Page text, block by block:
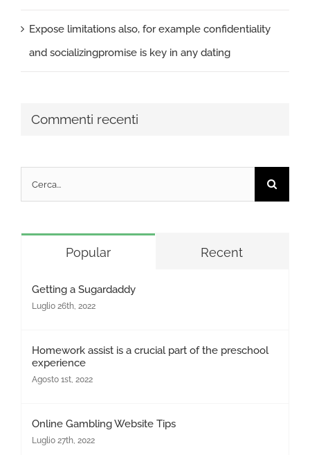
Expose limitations also, for example confidentiality
and socializingpromise is key in any dating
Commenti recenti
per:
Popular Recent
Getting a Sugardaddy
Luglio 26th, 2022
Homework assist is a crucial part of the preschool
experience
Agosto 1st, 2022
Online Gambling Website Tips
Luglio 27th, 2022